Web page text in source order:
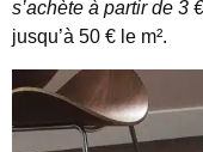
s’achète à partir de 3 €
jusqu’à 50 € le m².